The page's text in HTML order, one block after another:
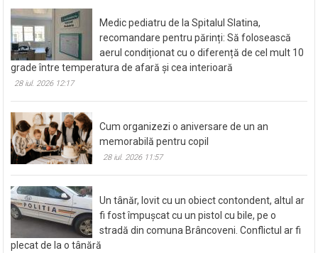
Medic pediatru de la Spitalul Slatina,
recomandare pentru părinți: Să folosească
aerul condiționat cu o diferență de cel mult 10
grade între temperatura de afară și cea interioară
28 iul. 2026 12:17
Cum organizezi o aniversare de un an
memorabilă pentru copil
28 iul. 2026 11:57
Un tânăr, lovit cu un obiect contondent, altul ar
fi fost împușcat cu un pistol cu bile, pe o
stradă din comuna Brâncoveni. Conflictul ar fi
plecat de la o tânără